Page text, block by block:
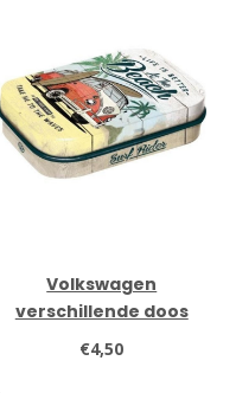
Volkswagen
verschillende doos
mintjes
€4,50